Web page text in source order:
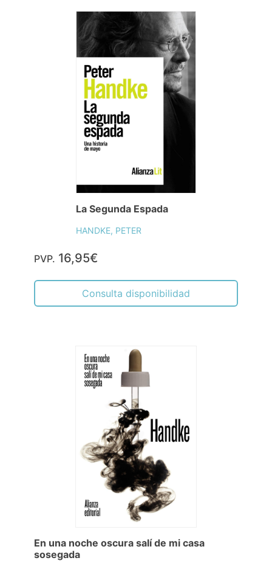
La Segunda Espada
HANDKE, PETER
PVP. 16,95€
Consulta disponibilidad
En una noche oscura salí de mi casa
sosegada